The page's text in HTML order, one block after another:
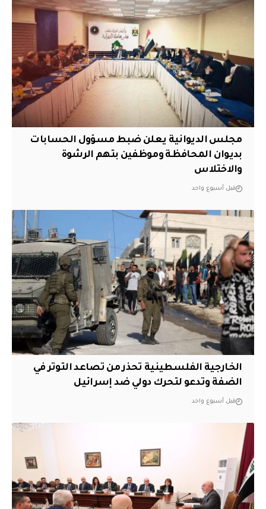
مجلس الديوانية يعلن ضبط مسؤول الحسابات
بديوان المحافظة وموظفين بتهم الرشوة
والاختلاس
قبل أسبوع واحد
الخارجية الفلسطينية تحذر من تصاعد التوتر في
الضفة وتدعو لتحرك دولي ضد إسرائيل
قبل أسبوع واحد